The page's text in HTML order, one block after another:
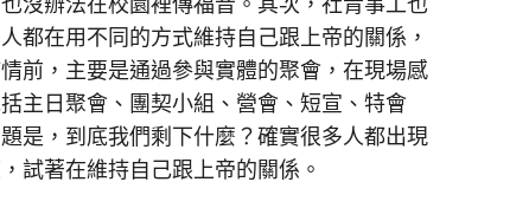
都在用不同的方式維持自己跟上帝的關係，
前，主要是通過參與實體的聚會，在現場感
主日聚會、團契小組、營會、短宣、特會
是，到底我們剩下什麼？確實很多人都出現
試著在維持自己跟上帝的關係。